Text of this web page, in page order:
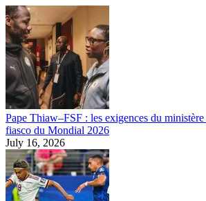
Pape Thiaw–FSF : les exigences du
fiasco du Mondial 2026
July 16, 2026